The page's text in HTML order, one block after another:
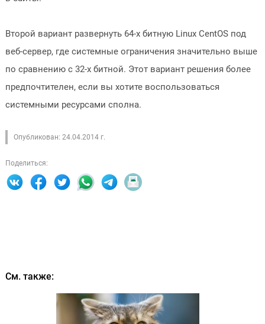
Второй вариант развернуть 64-х битную Linux CentOS под
веб-сервер, где системные ограничения значительно выше
по сравнению с 32-х битной. Этот вариант решения более
предпочтителен, если вы хотите воспользоваться
системными ресурсами сполна.
Опубликован: 24.04.2014 г.
Поделиться:
См. также: